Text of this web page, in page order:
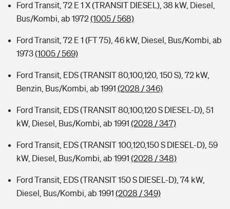
Ford Transit, 72 E 1 X (TRANSIT DIESEL), 38 kW, Diesel,
Bus/Kombi, ab 1972(1005 / 568)
Ford Transit, 72 E 1 (FT 75), 46 kW, Diesel, Bus/Kombi, ab
1973(1005 / 569)
Ford Transit, EDS (TRANSIT 80,100,120, 150 S), 72 kW,
Benzin, Bus/Kombi, ab 1991 (2028 / 346)
Ford Transit, EDS (TRANSIT 80,100,120 S DIESEL-D), 51
kW, Diesel, Bus/Kombi, ab 1991 (2028 / 347)
Ford Transit, EDS (TRANSIT 100,120,150 S DIESEL-D), 59
kW, Diesel, Bus/Kombi, ab 1991 (2028 / 348)
Ford Transit, EDS (TRANSIT 150 S DIESEL-D), 74 kW,
Diesel, Bus/Kombi, ab 1991 (2028 / 349)